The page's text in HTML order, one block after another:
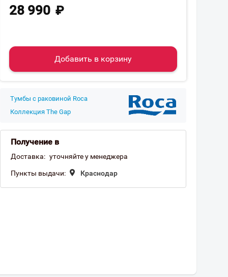
28 990 ₽
Добавить в корзину
Тумбы с раковиной Roca
Коллекция The Gap
Получение в
Доставка: уточняйте у менеджера
Пункты выдачи: Краснодар